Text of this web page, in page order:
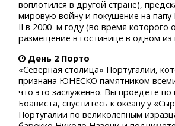
воплотился в другой стране),
мировую войну и покушение на папу
II в 2000−м году (во время которого
размещение в гостинице в одном из
День 2 Порто
«Северная столица» Португалии,
признана ЮНЕСКО памятником
что это заслуженно. Вы проедете
Боависта, спуститесь к океану у
Португалии по великолепным